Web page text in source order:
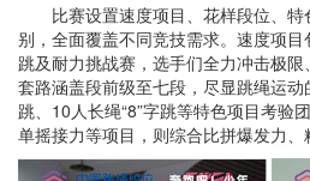
比赛设置速度项目、花样段位、
别，全面覆盖不同竞技需求。速度项
跳及耐力挑战赛，选手们全力冲击极
套路涵盖段前级至七段，尽显跳绳运
跳、10人长绳“8”字跳等特色项目考验
单摇接力等项目，则综合比拼爆发力、